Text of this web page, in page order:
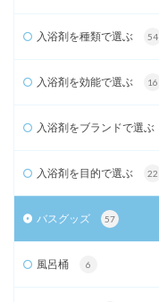
入浴剤を種類で選ぶ 54
入浴剤を効能で選ぶ 16
入浴剤をブランドで選ぶ
入浴剤を目的で選ぶ 22
バスグッズ 57
風呂桶 6